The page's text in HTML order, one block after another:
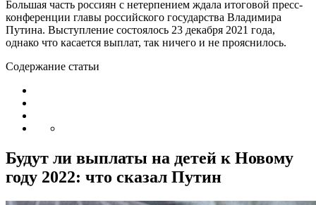
Большая часть россиян с нетерпением ждала итоговой пресс-
конференции главы российского государства Владимира
Путина. Выступление состоялось 23 декабря 2021 года,
однако что касается выплат, так ничего и не прояснилось.
Содержание статьи
Будут ли выплаты на детей к Новому
году 2022: что сказал Путин